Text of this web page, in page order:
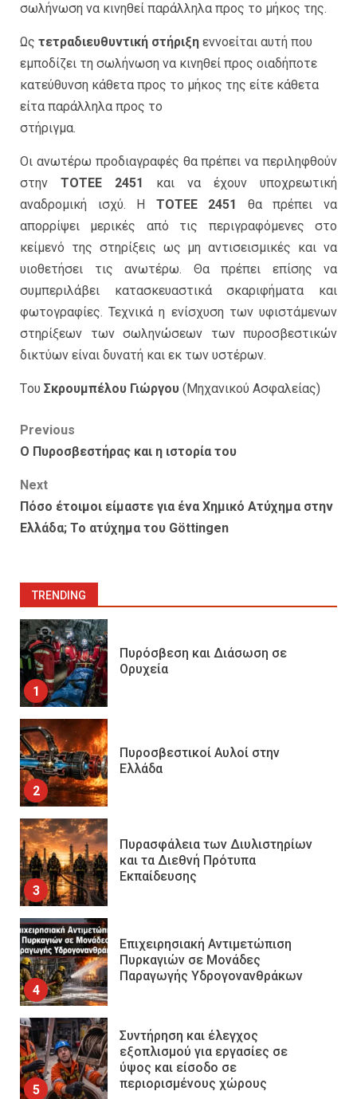
σωλήνωση να κινηθεί παράλληλα προς το μήκος της.
Ως τετραδιευθυντική στήριξη εννοείται αυτή που
εμποδίζει τη σωλήνωση να κινηθεί προς οιαδήποτε
κατεύθυνση κάθετα προς το μήκος της είτε κάθετα
είτα παράλληλα προς το
στήριγμα.
Οι ανωτέρω προδιαγραφές θα πρέπει να περιληφθούν
στην ΤΟΤΕΕ 2451
και να έχουν υποχρεωτική
αναδρομική ισχύ. Η ΤΟΤΕΕ 2451
θα πρέπει να
απορρίψει μερικές από τις περιγραφόμενες στο
κείμενό της στηρίξεις ως μη αντισεισμικές και να
υιοθετήσει τις ανωτέρω. Θα πρέπει επίσης να
συμπεριλάβει κατασκευαστικά σκαριφήματα και
φωτογραφίες. Τεχνικά η ενίσχυση των υφιστάμενων
στηρίξεων των σωληνώσεων των πυροσβεστικών
δικτύων είναι δυνατή και εκ των υστέρων.
Tου Σκρουμπέλου Γιώργου (Μηχανικού Ασφαλείας)
Post
navigation
Previous
Ο Πυροσβεστήρας και η ιστορία του
Next
Πόσο έτοιμοι είμαστε για ένα Χημικό Ατύχημα στην
Ελλάδα; Το ατύχημα του Göttingen
TRENDING
1
Πυρόσβεση και Διάσωση σε
Ορυχεία
2
Πυροσβεστικοί Αυλοί στην
Ελλάδα
3
Πυρασφάλεια των Διυλιστηρίων
και τα Διεθνή Πρότυπα
Εκπαίδευσης
4
Επιχειρησιακή Αντιμετώπιση
Πυρκαγιών σε Μονάδες
Παραγωγής Υδρογονανθράκων
5
Συντήρηση και έλεγχος
εξοπλισμού για εργασίες σε
ύψος και είσοδο σε
περιορισμένους χώρους